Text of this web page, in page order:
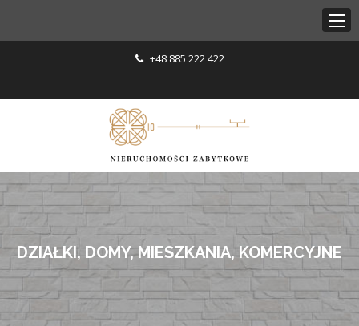
+48 885 222 422
DZIAŁKI, DOMY, MIESZKANIA, KOMERCYJNE